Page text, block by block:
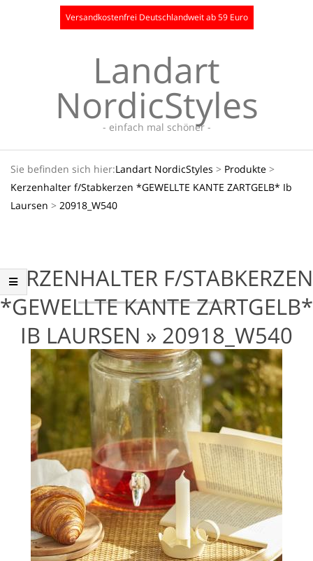
Versandkostenfrei Deutschlandweit ab 59 Euro
Landart
NordicStyles
- einfach mal schöner -
Navigation
Menu
Sie befinden sich hier:Landart NordicStyles > Produkte >
Kerzenhalter f/Stabkerzen *GEWELLTE KANTE ZARTGELB* Ib
Laursen > 20918_W540
KERZENHALTER F/STABKERZEN
*GEWELLTE KANTE ZARTGELB*
IB LAURSEN » 20918_W540